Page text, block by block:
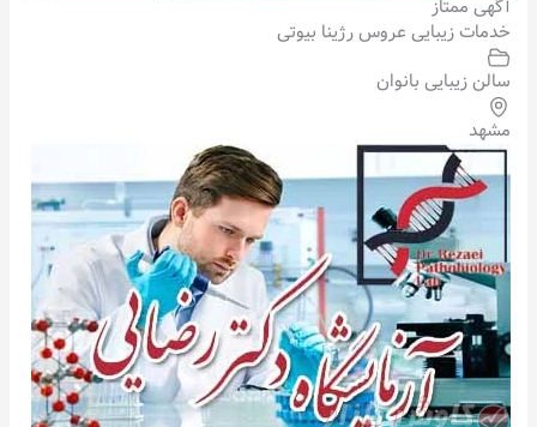
آگهی ممتاز
خدمات زیبایی عروس رژینا بیوتی
سالن زیبایی بانوان
مشهد